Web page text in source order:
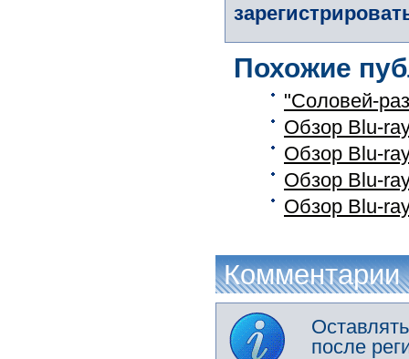
Похожие
"Соловей-
Обзор Blu-
Обзор Blu-
Обзор Blu-
Обзор Blu-
Комментарии
после